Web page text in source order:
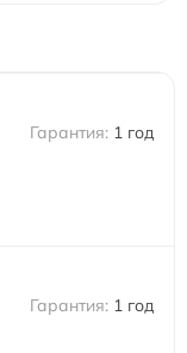
1 год
1 год